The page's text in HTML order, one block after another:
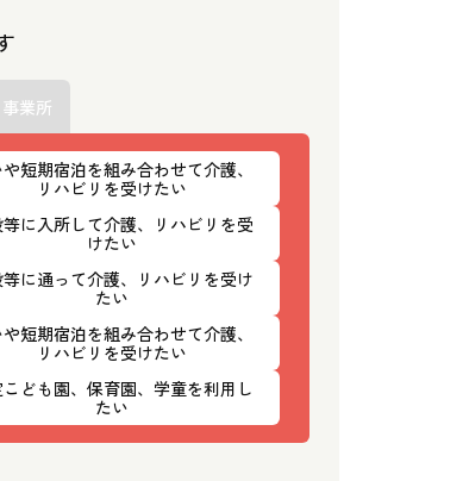
業所
短期宿泊を組み合わせて介護、
リハビリを受けたい
に入所して介護、リハビリを受
けたい
に通って介護、リハビリを受け
たい
短期宿泊を組み合わせて介護、
リハビリを受けたい
ども園、保育園、学童を利用し
たい